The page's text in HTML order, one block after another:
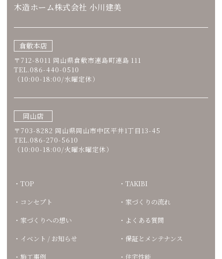
木造ホーム株式会社 小川建美
倉敷本店
〒712-8011 岡山県倉敷市連島町連島 111
TEL.086-440-0510
（10:00-18:00/水曜定休）
岡山店
〒703-8282 岡山県岡山市中区平井1丁目13-45
TEL.086-270-5610
（10:00-18:00/火曜水曜定休）
TOP
コンセプト
家づくりへの想い
イベント / お知らせ
施工事例
TAKIBI
家づくりの流れ
よくある質問
保証とメンテナンス
住宅性能